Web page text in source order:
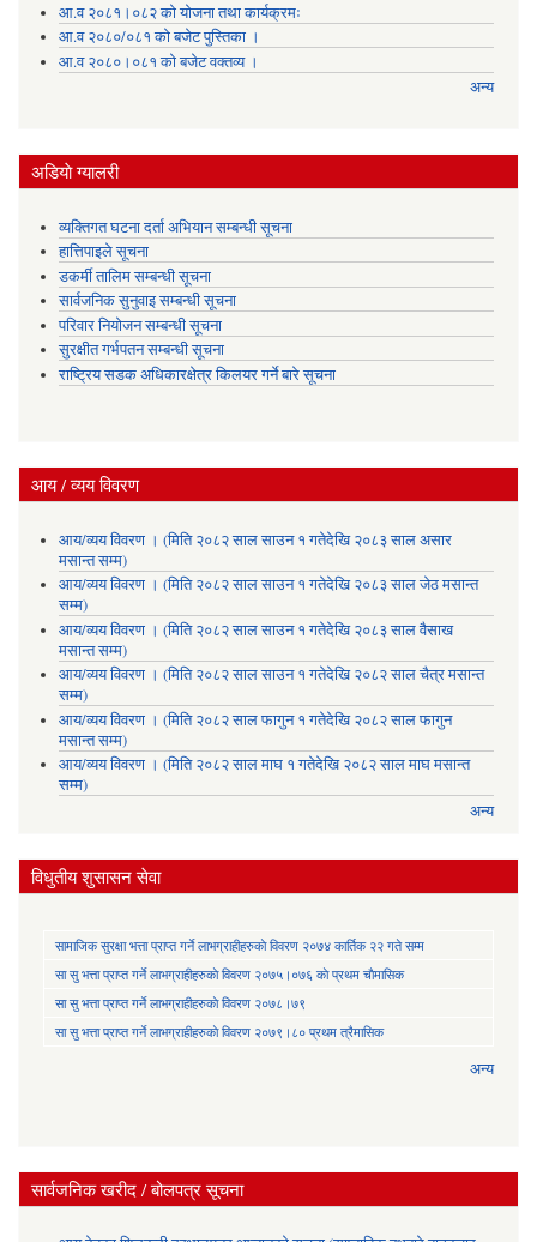
आ.व २०८१।०८२ को योजना तथा कार्यक्रमः
आ.व २०८०/०८१ को बजेट पुस्तिका ।
आ.व २०८०।०८१ को बजेट वक्तव्य ।
अन्य
अडियाे ग्यालरी
व्यक्तिगत घटना दर्ता अभियान सम्बन्धी सूचना
हात्तिपाइले सूचना
डकर्मी तालिम सम्बन्धी सूचना
सार्वजनिक सुनुवाइ सम्बन्धी सूचना
परिवार नियोजन सम्बन्धी सूचना
सुरक्षीत गर्भपतन सम्बन्धी सूचना
राष्ट्रिय सडक अधिकारक्षेत्र किलयर गर्ने बारे सूचना
आय / व्यय विवरण
आय/व्यय विवरण । (मिति २०८२ साल साउन १ गतेदेखि २०८३ साल असार
मसान्त सम्म)
आय/व्यय विवरण । (मिति २०८२ साल साउन १ गतेदेखि २०८३ साल जेठ मसान्त
सम्म)
आय/व्यय विवरण । (मिति २०८२ साल साउन १ गतेदेखि २०८३ साल वैसाख
मसान्त सम्म)
आय/व्यय विवरण । (मिति २०८२ साल साउन १ गतेदेखि २०८२ साल चैत्र मसान्त
सम्म)
आय/व्यय विवरण । (मिति २०८२ साल फागुन १ गतेदेखि २०८२ साल फागुन
मसान्त सम्म)
आय/व्यय विवरण । (मिति २०८२ साल माघ १ गतेदेखि २०८२ साल माघ मसान्त
सम्म)
अन्य
विधुतीय शुसासन सेवा
सामाजिक सुरक्षा भत्ता प्राप्त गर्ने लाभग्राहीहरुकाे विवरण २०७४ कार्तिक २२ गते सम्म
सा‍ सु भत्ता प्राप्त गर्ने लाभग्राहीहरुकाे विवरण २०७५।०७६ काे प्रथम चाैमासिक
सा‍ सु भत्ता प्राप्त गर्ने लाभग्राहीहरुकाे विवरण २०७८।७९
सा‍ सु भत्ता प्राप्त गर्ने लाभग्राहीहरुकाे विवरण २०७९।८० प्रथम त्रैमासिक
अन्य
सार्वजनिक खरीद / बोलपत्र सूचना